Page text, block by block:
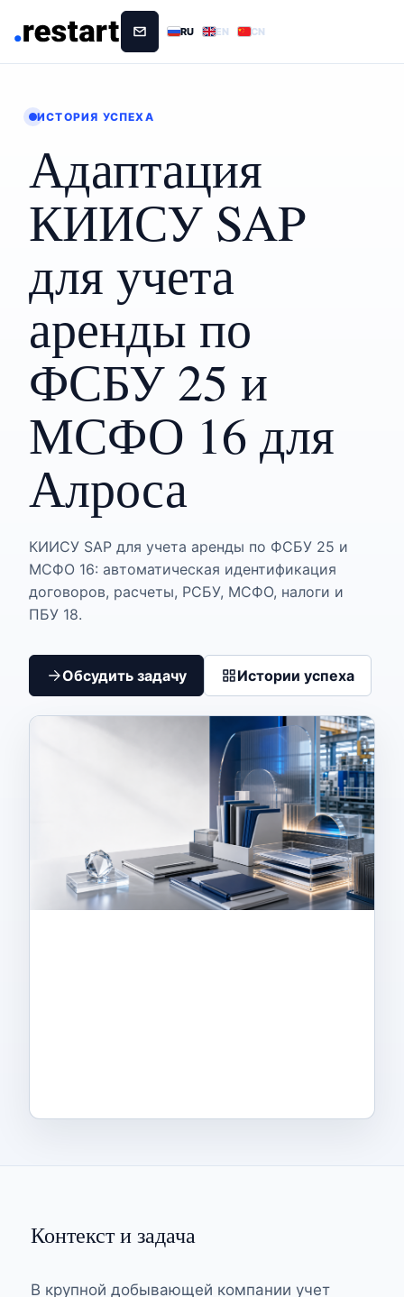
RU EN CN
ИСТОРИЯ УСПЕХА
Адаптация
КИИСУ SAP
для учета
аренды по
ФСБУ 25 и
МСФО 16 для
Алроса
КИИСУ SAP для учета аренды по ФСБУ 25 и
МСФО 16: автоматическая идентификация
договоров, расчеты, РСБУ, МСФО, налоги и
ПБУ 18.
Обсудить задачу Истории успеха
Контекст и задача
В крупной добывающей компании учет